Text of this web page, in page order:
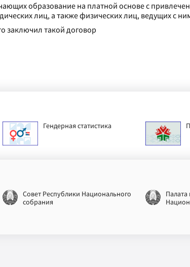
образование на платной основе с
лиц, а также физических лиц, ведущих с
заключил такой договор
Гендерная статистика
Совет Республики Национального
собрания
Палата